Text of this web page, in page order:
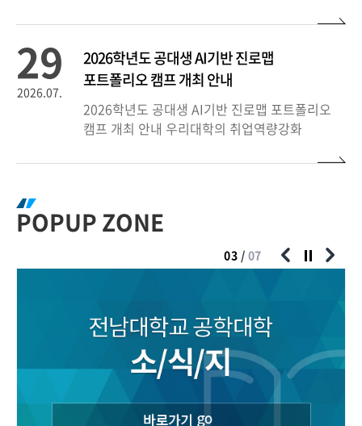
29
2026.07.
2026학년도 공대생 AI기반 진로맵
포트폴리오 캠프 개최 안내
2026학년도 공대생 AI기반 진로맵 포트폴리오
캠프 개최 안내 우리대학의 취업역량강화
23
2026.07.
2026학년도 2학기 수강신청 시행 계획 안내 -
수강신청 시간: 10:00 ~ 18
2026.07.
2026 하계 창업역량강화 프로그램「AI기반
창업 창의력 Jump-Up」참가자 모집 공고
2026 하계 창업역량강화 프로그램「AI기반
창업 창의력 Jump-Up」참가자 모집 공고
POPUP ZONE
03 / 07